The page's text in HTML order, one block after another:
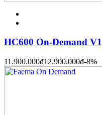
HC600 On-Demand V1
11.900.000đ12.900.000đ-8%